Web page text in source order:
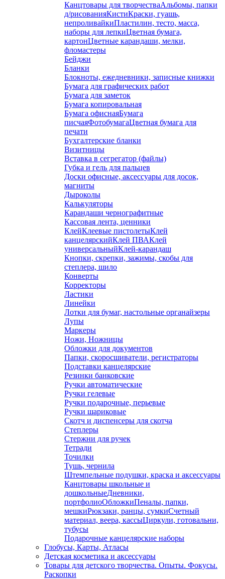
Канцтовары для творчестваАльбомы, папки
д/рисованияКистиКраски, гуашь,
непроливайкиПластилин, тесто, масса,
наборы для лепкиЦветная бумага,
картонЦветные карандаши, мелки,
фломастеры
Бейджи
Бланки
Блокноты, ежедневники, записные книжки
Бумага для графических работ
Бумага для заметок
Бумага копировальная
Бумага офиснаяБумага
писчаяФотобумагаЦветная бумага для
печати
Бухгалтерские бланки
Визитницы
Вставка в сегрегатор (файлы)
Губка и гель для пальцев
Доски офисные, аксессуары для досок,
магниты
Дыроколы
Калькуляторы
Карандаши чернографитные
Кассовая лента, ценники
КлейКлеевые пистолетыКлей
канцелярскийКлей ПВАКлей
универсальныйКлей-карандаш
Кнопки, скрепки, зажимы, скобы для
степлера, шило
Конверты
Корректоры
Ластики
Линейки
Лотки для бумаг, настольные органайзеры
Лупы
Маркеры
Ножи, Ножницы
Обложки для документов
Папки, скоросшиватели, регистраторы
Подставки канцелярские
Резинки банковские
Ручки автоматические
Ручки гелевые
Ручки подарочные, перьевые
Ручки шариковые
Скотч и диспенсеры для скотча
Степлеры
Стержни для ручек
Тетради
Точилки
Тушь, чернила
Штемпельные подушки, краска и аксессуары
Канцтовары школьные и
дошкольныеДневники,
портфолиоОбложкиПеналы, папки,
мешкиРюкзаки, ранцы, сумкиСчетный
материал, веера, кассыЦиркули, готовальни,
тубусы
Подарочные канцелярские наборы
Глобусы, Карты, Атласы
Детская косметика и аксессуары
Товары для детского творчества. Опыты. Фокусы.
Раскопки